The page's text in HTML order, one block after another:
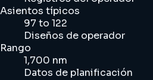
Asientos típicos
97 to 122
Diseños de operador
Rango
1,700 nm
Datos de planificación